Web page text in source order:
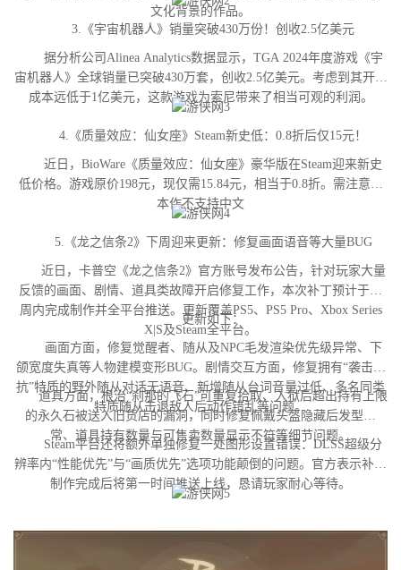
文化背景的作品。
3.《宇宙机器人》销量突破430万份！创收2.5亿美元
据分析公司Alinea Analytics数据显示，TGA 2024年度游戏《宇
宙机器人》全球销量已突破430万套，创收2.5亿美元。考虑到其开发
成本远低于1亿美元，这款游戏为索尼带来了相当可观的利润。
4.《质量效应：仙女座》Steam新史低：0.8折后仅15元！
近日，BioWare《质量效应：仙女座》豪华版在Steam迎来新史
低价格。游戏原价198元，现仅需15.84元，相当于0.8折。需注意，
本作不支持中文
5.《龙之信条2》下周迎来更新：修复画面语音等大量BUG
近日，卡普空《龙之信条2》官方账号发布公告，针对玩家大量
反馈的画面、剧情、道具类故障开启修复工作，本次补丁预计于下
周内完成制作并全平台推送。更新覆盖PS5、PS5 Pro、Xbox Series
X|S及Steam全平台。
更新如下：
画面方面，修复觉醒者、随从及NPC毛发渲染优先级异常、下
颌宽度失真等人物建模变形BUG。剧情交互方面，修复拥有“袭击对
抗”特质的野外随从对话无语音、新增随从台词音量过低、多名同类
特质随从击退敌人后动作错乱等问题。
道具方面，根治“刹那的飞石”可重复拾取、入狱后超出持有上限
的永久石被送入旧货店的漏洞，同时修复佩戴头盔隐藏后发型异
常、道具持有数量与可售卖数量显示不符等细节问题。
Steam平台还将额外单独修复一处图形设置错误：DLSS超级分
辨率内“性能优先”与“画质优先”选项功能颠倒的问题。官方表示补丁
制作完成后将第一时间推送上线，恳请玩家耐心等待。